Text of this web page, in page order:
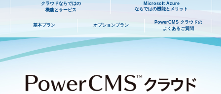
クラウドならではの
機能とサービス
Microsoft Azure
ならではの機能とメリット
基本プラン オプションプラン
PowerCMS クラウドの
よくあるご質問